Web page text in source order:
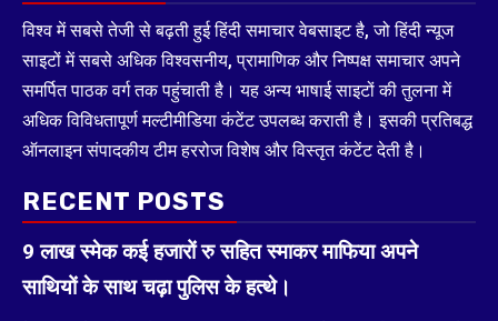
विश्व में सबसे तेजी से बढ़ती हुई हिंदी समाचार वेबसाइट है, जो हिंदी न्यूज
साइटों में सबसे अधिक विश्वसनीय, प्रामाणिक और निष्पक्ष समाचार अपने
समर्पित पाठक वर्ग तक पहुंचाती है। यह अन्य भाषाई साइटों की तुलना में
अधिक विविधतापूर्ण मल्टीमीडिया कंटेंट उपलब्ध कराती है। इसकी प्रतिबद्ध
ऑनलाइन संपादकीय टीम हररोज विशेष और विस्तृत कंटेंट देती है।
RECENT POSTS
9 लाख स्मेक कई हजारों रु सहित स्माकर माफिया अपने
साथियों के साथ चढ़ा पुलिस के हत्थे।